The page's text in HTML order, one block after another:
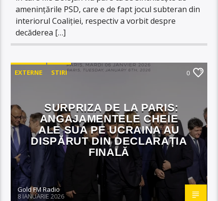
amenințările PSD, care e de fapt jocul subteran din
interiorul Coaliției, respectiv a vorbit despre
decăderea […]
EXTERNE STIRI 0
SURPRIZA DE LA PARIS:
ANGAJAMENTELE CHEIE
ALE SUA PE UCRAINA AU
DISPĂRUT DIN DECLARAȚIA
FINALĂ
Gold FM Radio
8 IANUARIE 2026